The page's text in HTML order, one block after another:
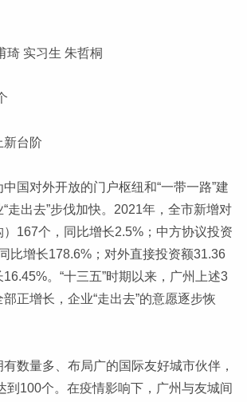
琦 实习生 朱哲桐
新台阶
国对外开放的门户枢纽和“一带一路”建
走出去”步伐加快。2021年，全市新增对
167个，同比增长2.5%；中方协议投资
比增长178.6%；对外直接投资额31.36
。“十三五”时期以来，广州上述3
正增长，企业“走出去”的意愿逐步恢
数量多、布局广的国际友好城市伙伴，
到100个。在疫情影响下，广州与友城间